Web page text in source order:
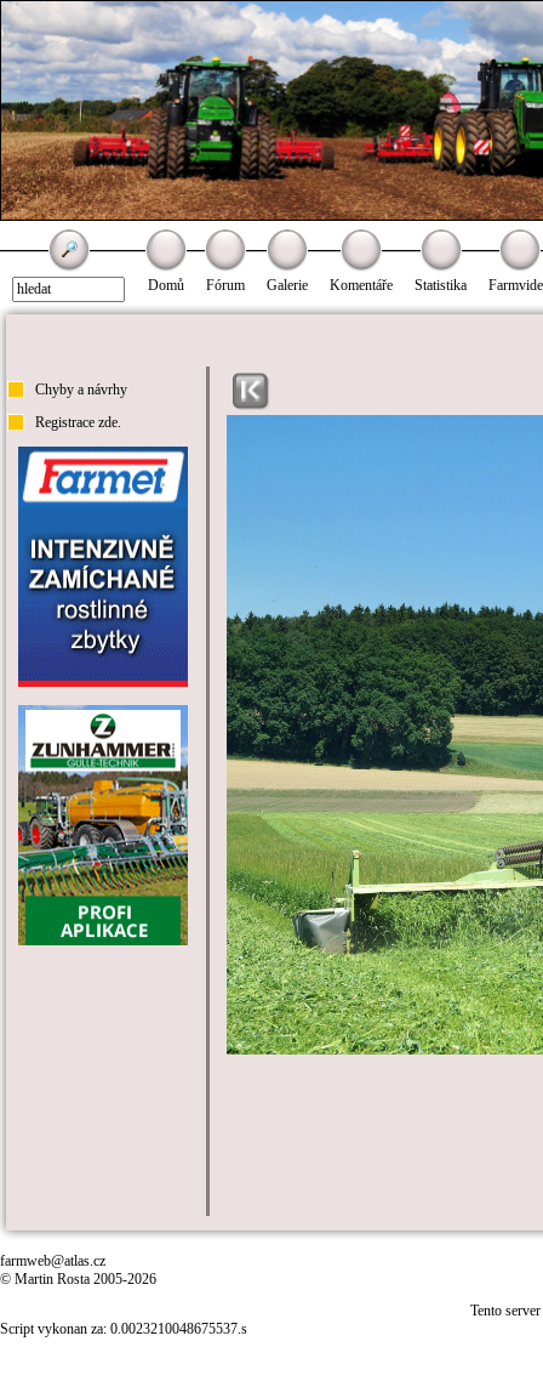
Domů Fórum Galerie Komentáře Statistika
Chyby a návrhy
Registrace zde.
farmweb@atlas.cz
© Martin Rosta 2005-2026
Tento
Script vykonan za: 0.0023210048675537.s